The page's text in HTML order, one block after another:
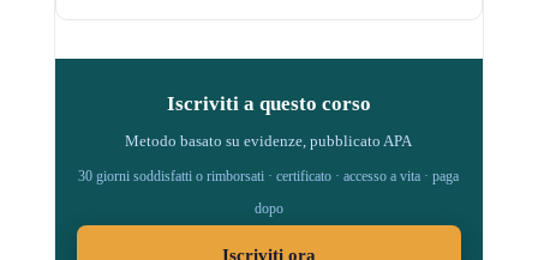
Iscriviti a questo corso
Metodo basato su evidenze, pubblicato APA
30 giorni soddisfatti o rimborsati · certificato · accesso a vita · paga
dopo
Iscriviti ora